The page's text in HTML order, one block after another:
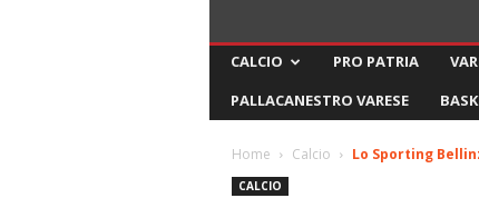
CALCIO PRO PATRIA
PALLACANESTRO VARESE
Home Calcio Lo Sporting
CALCIO